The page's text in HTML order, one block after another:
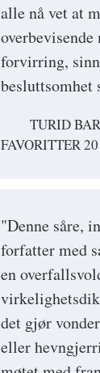
alle nå vet at
overbevisende
forvirring,
TURID
FAVORITTER
"Denne såre,
forfatter med
en
det gjør
eller